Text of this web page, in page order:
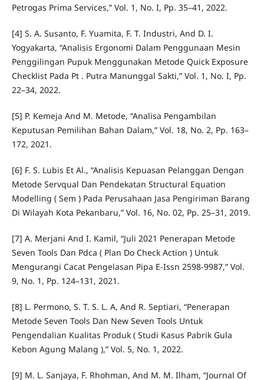
Petrogas Prima Services,” Vol. 1, No. I, Pp. 35–41, 2022.
[4] S. A. Susanto, F. Yuamita, F. T. Industri, And D. I.
Yogyakarta, “Analisis Ergonomi Dalam Penggunaan Mesin
Penggilingan Pupuk Menggunakan Metode Quick Exposure
Checklist Pada Pt . Putra Manunggal Sakti,” Vol. 1, No. I, Pp.
22–34, 2022.
[5] P. Kemeja And M. Metode, “Analisa Pengambilan
Keputusan Pemilihan Bahan Dalam,” Vol. 18, No. 2, Pp. 163–
172, 2021.
[6] F. S. Lubis Et Al., “Analisis Kepuasan Pelanggan Dengan
Metode Servqual Dan Pendekatan Structural Equation
Modelling ( Sem ) Pada Perusahaan Jasa Pengiriman Barang
Di Wilayah Kota Pekanbaru,” Vol. 16, No. 02, Pp. 25–31, 2019.
[7] A. Merjani And I. Kamil, “Juli 2021 Penerapan Metode
Seven Tools Dan Pdca ( Plan Do Check Action ) Untuk
Mengurangi Cacat Pengelasan Pipa E-Issn 2598-9987,” Vol.
9, No. 1, Pp. 124–131, 2021.
[8] L. Permono, S. T. S. L. A, And R. Septiari, “Penerapan
Metode Seven Tools Dan New Seven Tools Untuk
Pengendalian Kualitas Produk ( Studi Kasus Pabrik Gula
Kebon Agung Malang ),” Vol. 5, No. 1, 2022.
[9] M. L. Sanjaya, F. Rhohman, And M. M. Ilham, “Journal Of